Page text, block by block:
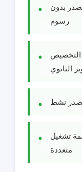
بدون
رسوم
التخصيص
الثانوي
نشط
تشغيل
متعددة